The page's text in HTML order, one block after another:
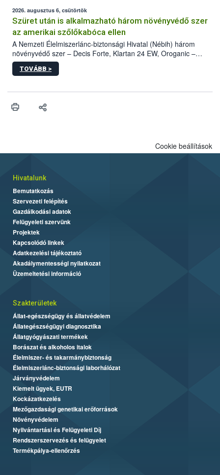
az intenzív felderítést, emellett az intézkedéseket a szlovák
hatósággal is összehangolják a terjedés megállítása érdekében.
2026. augusztus 6, csütörtök
Szüret után is alkalmazható három növényvédő szer
az amerikai szőlőkabóca ellen
A Nemzeti Élelmiszerlánc-biztonsági Hivatal (Nébih) három
növényvédő szer – Decis Forte, Klartan 24 EW, Oroganic –
engedélyokiratát módosította, így azok a szüretet követően,
egészen a vesszőérettség (BBCH 91) stádiumáig
érésű szőlőkben is legyen lehetőség a károsító elleni további
felhasználók számára is elérhető és ökológiai termesztésben is
TOVÁBB >
Cookie beállítások
Hivatalunk
Bemutatkozás
Szervezeti felépítés
Gazdálkodási adatok
Felügyeleti szervünk
Projektek
Kapcsolódó linkek
Adatkezelési tájékoztató
Akadálymentességi nyilatkozat
Üzemeltetési információ
Szakterületek
Állat-egészségügy és állatvédelem
Állategészségügyi diagnosztika
Állatgyógyászati termékek
Borászat és alkoholos italok
Élelmiszer- és takarmánybiztonság
Élelmiszerlánc-biztonsági laborhálózat
Járványvédelem
Kiemelt ügyek, EUTR
Kockázatkezelés
Mezőgazdasági genetikai erőforrások
Növényvédelem
Nyilvántartási és Felügyeleti Díj
Rendszerszervezés és felügyelet
Termékpálya-ellenőrzés